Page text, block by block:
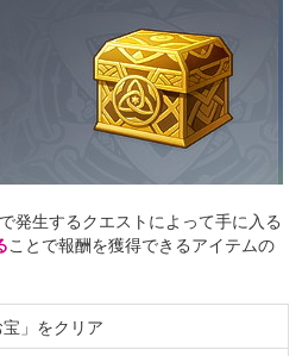
発生するクエストによって手に入る
ことで報酬を獲得できるアイテムの
」をクリア